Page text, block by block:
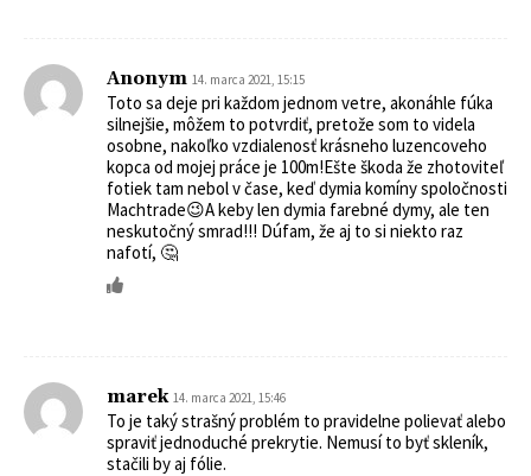
Anonym 14. marca 2021, 15:15
Toto sa deje pri každom jednom vetre, akonáhle fúka
silnejšie, môžem to potvrdiť, pretože som to videla
osobne, nakoľko vzdialenosť krásneho luzencoveho
kopca od mojej práce je 100m!Ešte škoda že zhotoviteľ
fotiek tam nebol v čase, keď dymia komíny spoločnosti
Machtrade😉A keby len dymia farebné dymy, ale ten
neskutočný smrad!!! Dúfam, že aj to si niekto raz
nafotí, 🤔
marek 14. marca 2021, 15:46
To je taký strašný problém to pravidelne polievať alebo
spraviť jednoduché prekrytie. Nemusí to byť skleník,
stačili by aj fólie.